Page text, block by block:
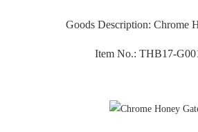
Goods Description: Chrome
Item No.: THB17-